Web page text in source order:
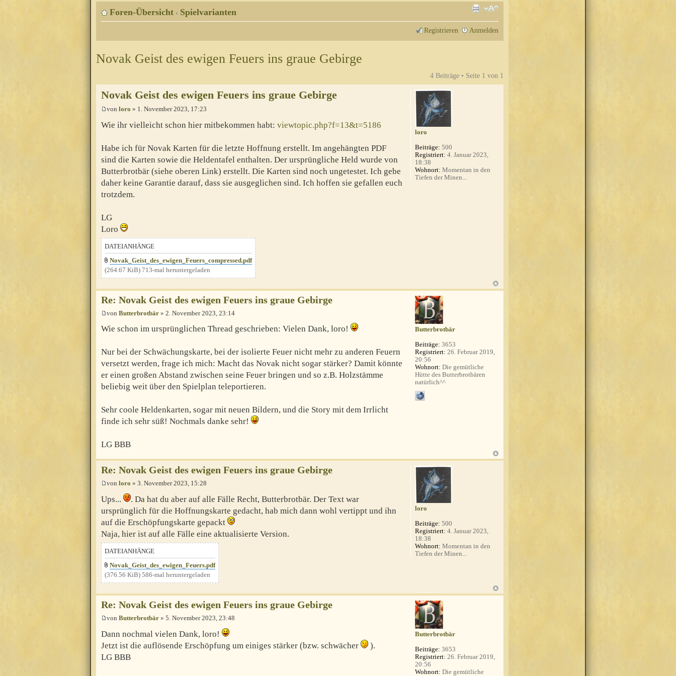
Foren-Übersicht ‹ Spielvarianten
Registrieren Anmelden
Novak Geist des ewigen Feuers ins graue Gebirge
4 Beiträge • Seite 1 von 1
Novak Geist des ewigen Feuers ins graue Gebirge
von loro » 1. November 2023, 17:23
Wie ihr vielleicht schon hier mitbekommen habt: viewtopic.php?f=13&t=5186
Habe ich für Novak Karten für die letzte Hoffnung erstellt. Im angehängten PDF
sind die Karten sowie die Heldentafel enthalten. Der ursprüngliche Held wurde von
Butterbrotbär (siehe oberen Link) erstellt. Die Karten sind noch ungetestet. Ich gebe
daher keine Garantie darauf, dass sie ausgeglichen sind. Ich hoffen sie gefallen euch
trotzdem.
LG
Loro
DATEIANHÄNGE
Novak_Geist_des_ewigen_Feuers_compressed.pdf
(264.67 KiB) 713-mal heruntergeladen
loro
Beiträge: 500
Registriert: 4. Januar 2023,
18:38
Wohnort: Momentan in den
Tiefen der Minen...
Re: Novak Geist des ewigen Feuers ins graue Gebirge
von Butterbrotbär » 2. November 2023, 23:14
Wie schon im ursprünglichen Thread geschrieben: Vielen Dank, loro!
Nur bei der Schwächungskarte, bei der isolierte Feuer nicht mehr zu anderen Feuern
versetzt werden, frage ich mich: Macht das Novak nicht sogar stärker? Damit könnte
er einen großen Abstand zwischen seine Feuer bringen und so z.B. Holzstämme
beliebig weit über den Spielplan teleportieren.
Sehr coole Heldenkarten, sogar mit neuen Bildern, und die Story mit dem Irrlicht
finde ich sehr süß! Nochmals danke sehr!
LG BBB
Butterbrotbär
Beiträge: 3653
Registriert: 26. Februar 2019,
20:56
Wohnort: Die gemütliche
Hütte des Butterbrotbären
natürlich^^
Re: Novak Geist des ewigen Feuers ins graue Gebirge
von loro » 3. November 2023, 15:28
Ups...
. Da hat du aber auf alle Fälle Recht, Butterbrotbär. Der Text war
ursprünglich für die Hoffnungskarte gedacht, hab mich dann wohl vertippt und ihn
auf die Erschöpfungskarte gepackt
Naja, hier ist auf alle Fälle eine aktualisierte Version.
DATEIANHÄNGE
Novak_Geist_des_ewigen_Feuers.pdf
(376.56 KiB) 586-mal heruntergeladen
loro
Beiträge: 500
Registriert: 4. Januar 2023,
18:38
Wohnort: Momentan in den
Tiefen der Minen...
Re: Novak Geist des ewigen Feuers ins graue Gebirge
von Butterbrotbär » 5. November 2023, 23:48
Dann nochmal vielen Dank, loro!
Jetzt ist die auflösende Erschöpfung um einiges stärker (bzw. schwächer
).
LG BBB
Butterbrotbär
Beiträge: 3653
Registriert: 26. Februar 2019,
20:56
Wohnort: Die gemütliche